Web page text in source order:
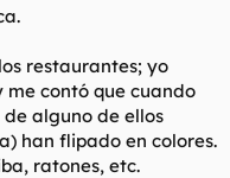
restaurantes; yo
contó que cuando
alguno de ellos
han flipado en colores.
ratones, etc.